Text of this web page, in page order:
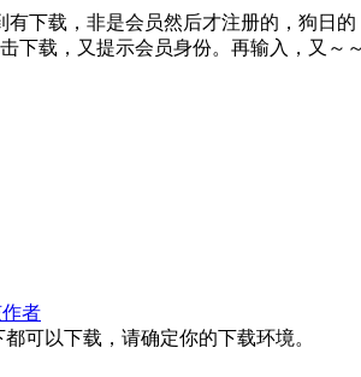
下载，非是会员然后才注册的，狗日
下载，又提示会员身份。再输入，又～
者
可以下载，请确定你的下载环境。